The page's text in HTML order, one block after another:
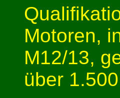
Motoren,
M12/13,
über